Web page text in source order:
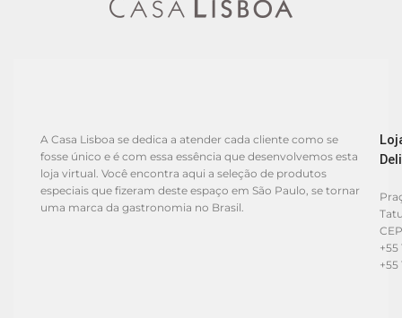
A Casa Lisboa se dedica a atender cada cliente como se
fosse único e é com essa essência que desenvolvemos esta
loja virtual. Você encontra aqui a seleção de produtos
especiais que fizeram deste espaço em São Paulo, se tornar
uma marca da gastronomia no Brasil.
+55
+55